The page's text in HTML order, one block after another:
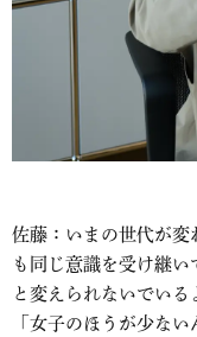
佐藤：いまの世代が変
も同じ意識を受け継
と変えられないでいる
「女子のほうが少な